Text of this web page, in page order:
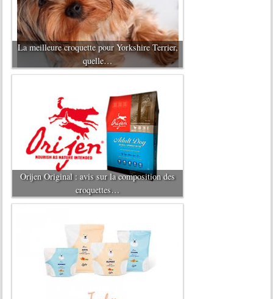
La meilleure croquette pour Yorkshire Terrier,
quelle…
Orijen Original : avis sur la composition des
croquettes…